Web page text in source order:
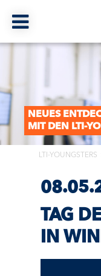
NEUES
MIT DEN LTI-
LTI-YOUNGSTERS
TAG
IN